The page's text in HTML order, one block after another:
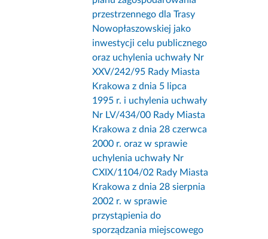
przestrzennego dla Trasy
Nowopłaszowskiej jako
inwestycji celu publicznego
oraz uchylenia uchwały Nr
XXV/242/95 Rady Miasta
Krakowa z dnia 5 lipca
1995 r. i uchylenia uchwały
Nr LV/434/00 Rady Miasta
Krakowa z dnia 28 czerwca
2000 r. oraz w sprawie
uchylenia uchwały Nr
CXIX/1104/02 Rady Miasta
Krakowa z dnia 28 sierpnia
2002 r. w sprawie
przystąpienia do
sporządzania miejscowego